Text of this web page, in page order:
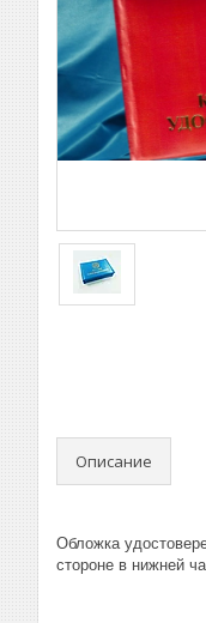
Описание
Обложка
стороне в нижней